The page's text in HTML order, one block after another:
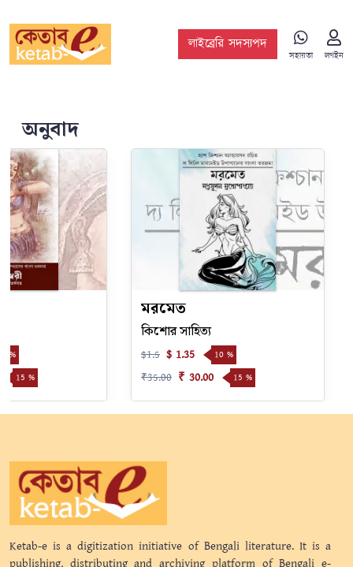
লাইব্রেরি সদস্যপদ
সহায়তা লগইন
অনুবাদ
%
15 %
মরমেত
কিশোর সাহিত্য
$1.5 $ 1.35 10 %
₹35.00 ₹ 30.00 15 %
Ketab-e is a digitization initiative of Bengali literature. It is a
publishing, distributing and archiving platform of Bengali e-